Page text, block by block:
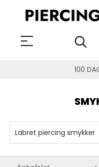
100
Labret piercing smykker